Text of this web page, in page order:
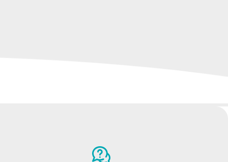
odpowiednie nawodnienie,